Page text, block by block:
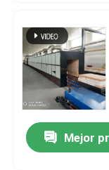
Mejor